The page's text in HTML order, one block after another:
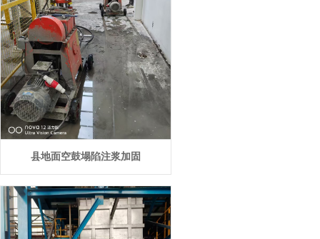
县地面空鼓塌陷注浆加固